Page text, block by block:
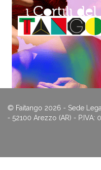
© Faitango 2026 - Sede
- 52100 Arezzo (AR) - P.IVA: